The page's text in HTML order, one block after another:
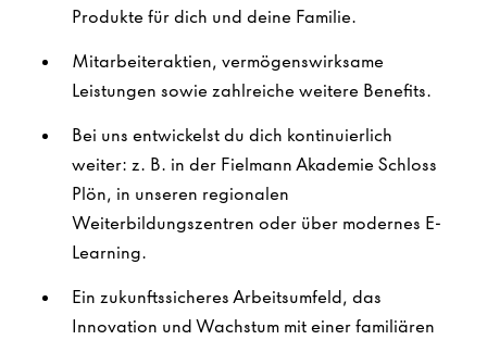
Produkte für dich und deine Familie.
Mitarbeiteraktien, vermögenswirksame
Leistungen sowie zahlreiche weitere Benefits.
Bei uns entwickelst du dich kontinuierlich
weiter: z. B. in der Fielmann Akademie Schloss
Plön, in unseren regionalen
Weiterbildungszentren oder über modernes E-
Learning.
Ein zukunftssicheres Arbeitsumfeld, das
Innovation und Wachstum mit einer familiären